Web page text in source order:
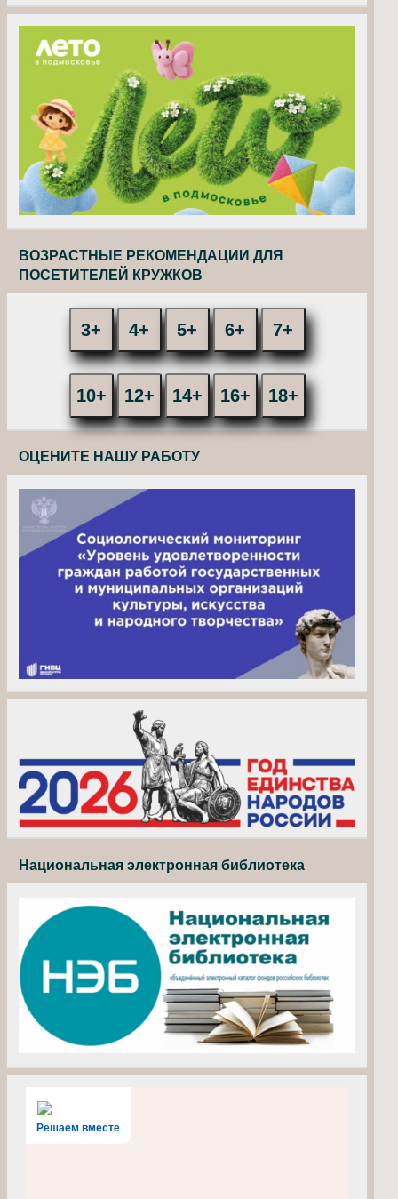
ВОЗРАСТНЫЕ РЕКОМЕНДАЦИИ ДЛЯ
ПОСЕТИТЕЛЕЙ КРУЖКОВ
3+ 4+ 5+ 6+ 7+
10+ 12+ 14+ 16+ 18+
ОЦЕНИТЕ НАШУ РАБОТУ
Национальная электронная библиотека
Решаем вместе